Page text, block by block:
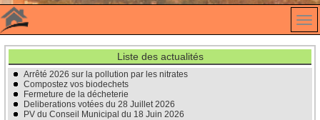
Liste des actualités
Arrêté 2026 sur la pollution par les nitrates
Compostez vos biodechets
Fermeture de la décheterie
Deliberations votées du 28 Juillet 2026
PV du Conseil Municipal du 18 Juin 2026